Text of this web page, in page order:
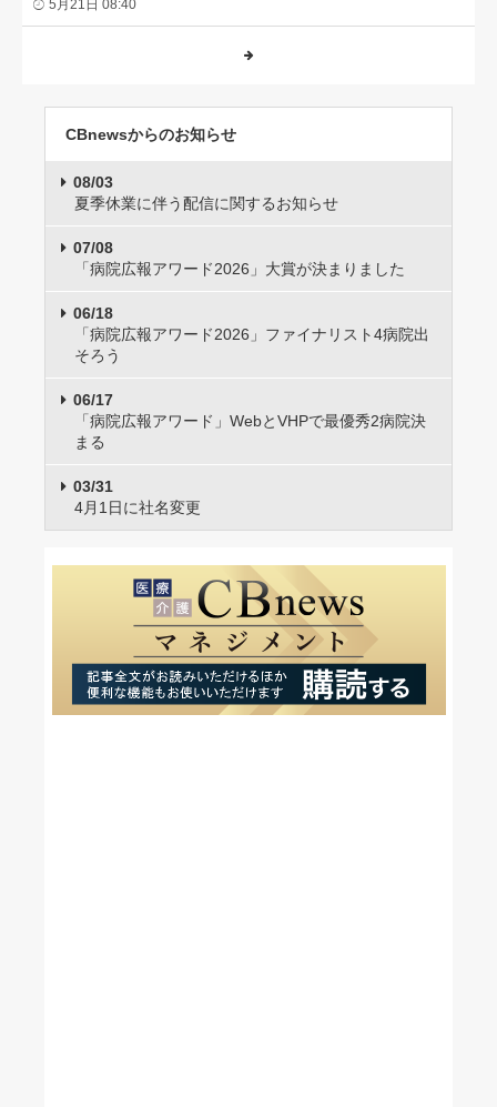
5月21日 08:40
CBnewsからのお知らせ
08/03
夏季休業に伴う配信に関するお知らせ
07/08
「病院広報アワード2026」大賞が決まりました
06/18
「病院広報アワード2026」ファイナリスト4病院出
そろう
06/17
「病院広報アワード」WebとVHPで最優秀2病院決
まる
03/31
4月1日に社名変更